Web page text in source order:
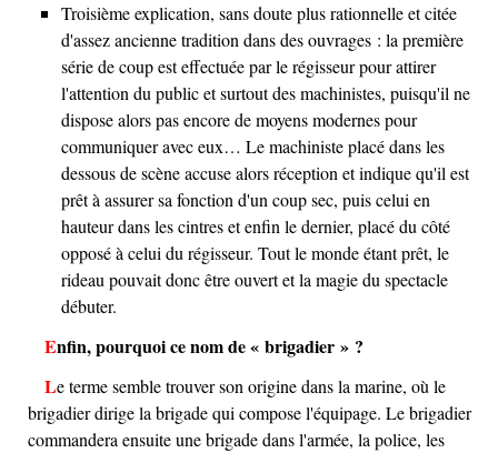
Troisième explication, sans doute plus rationnelle et citée
d'assez ancienne tradition dans des ouvrages : la première
série de coup est effectuée par le régisseur pour attirer
l'attention du public et surtout des machinistes, puisqu'il ne
dispose alors pas encore de moyens modernes pour
communiquer avec eux… Le machiniste placé dans les
dessous de scène accuse alors réception et indique qu'il est
prêt à assurer sa fonction d'un coup sec, puis celui en
hauteur dans les cintres et enfin le dernier, placé du côté
opposé à celui du régisseur. Tout le monde étant prêt, le
rideau pouvait donc être ouvert et la magie du spectacle
débuter.
Enfin, pourquoi ce nom de « brigadier » ?
Le terme semble trouver son origine dans la marine, où le
brigadier dirige la brigade qui compose l'équipage. Le brigadier
commandera ensuite une brigade dans l'armée, la police, les